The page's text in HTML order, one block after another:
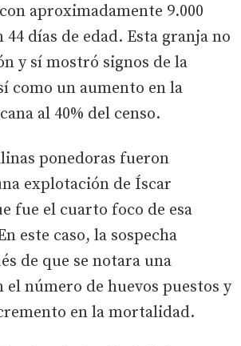
aproximadamente 9.000
44 días de edad. Esta granja no
y sí mostró signos de la
como un aumento en la
al 40% del censo.
ponedoras fueron
explotación de Íscar
fue el cuarto foco de esa
este caso, la sospecha
de que se notara una
número de huevos puestos y
en la mortalidad.